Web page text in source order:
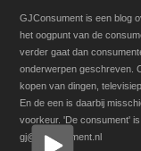
GJConsument is een blog
het oogpunt van de
verder gaat dan
onderwerpen geschreven.
kopen van dingen,
En de een is daarbij
voorkeur. 'De consument'
gj@gjconsument.nl